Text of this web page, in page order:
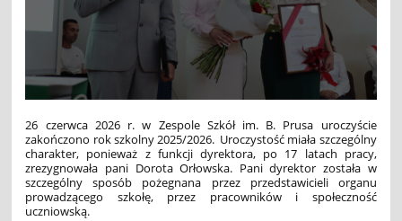
26 czerwca 2026 r. w Zespole Szkół im. B. Prusa uroczyście
zakończono rok szkolny 2025/2026. Uroczystość miała szczególny
charakter, ponieważ z funkcji dyrektora, po 17 latach pracy,
zrezygnowała pani Dorota Orłowska. Pani dyrektor została w
szczególny sposób pożegnana przez przedstawicieli organu
prowadzącego szkołę, przez pracowników i społeczność
uczniowską.